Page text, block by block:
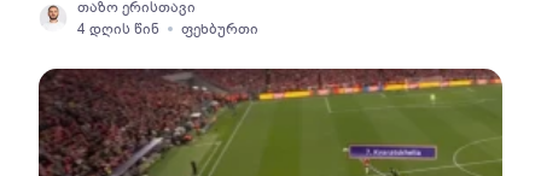
თაზო ერისთავი
4 დღის წინ
ფეხბურთი